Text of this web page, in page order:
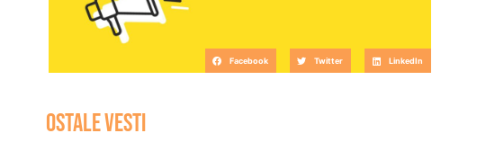
Facebook Twitter LinkedIn
OSTALE VESTI